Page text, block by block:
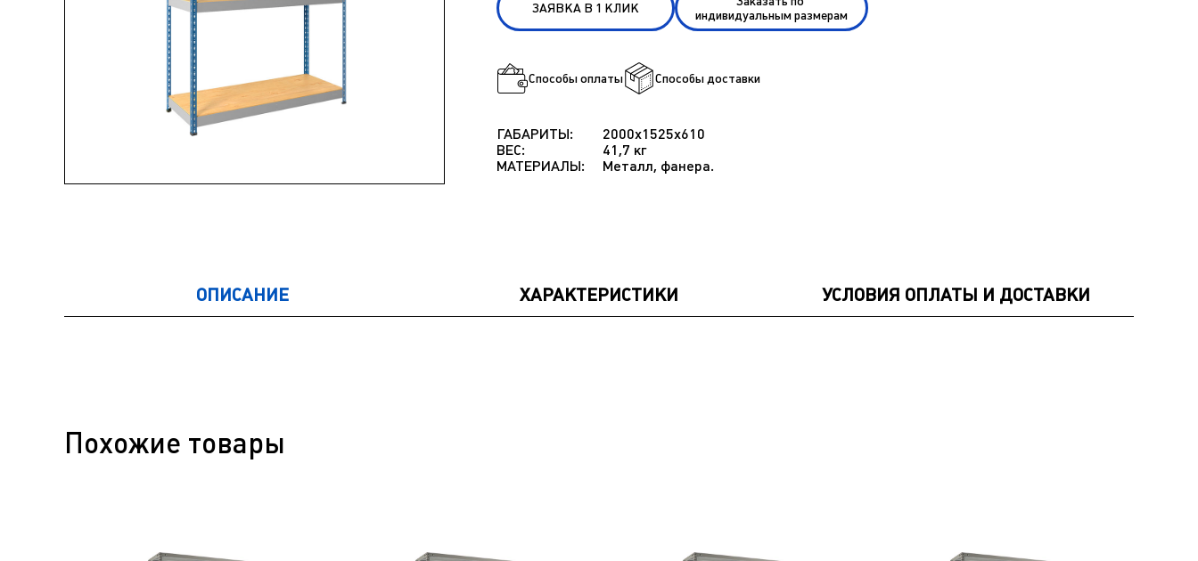
ЗАЯВКА В 1 КЛИК
индивидуальным размерам
Способы оплаты Способы доставки
ГАБАРИТЫ:
2000x1525x610
ВЕС:
41,7 кг
МАТЕРИАЛЫ:
Металл, фанера.
ОПИСАНИЕ ХАРАКТЕРИСТИКИ УСЛОВИЯ ОПЛАТЫ И ДОСТАВКИ
Похожие товары